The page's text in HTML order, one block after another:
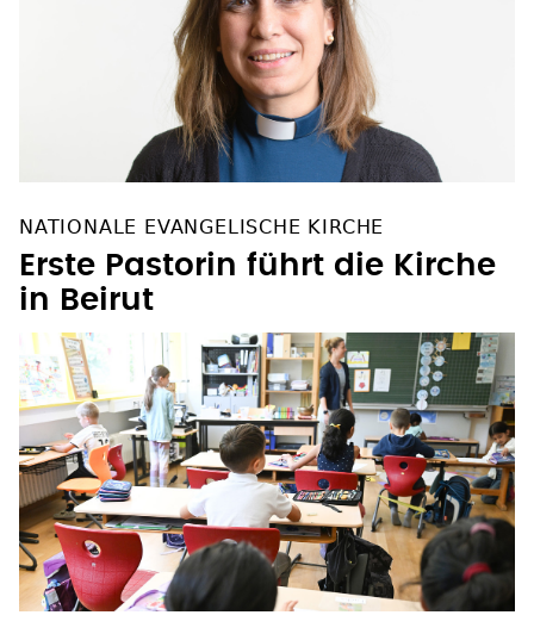
NATIONALE EVANGELISCHE KIRCHE
Erste Pastorin führt die Kirche
in Beirut